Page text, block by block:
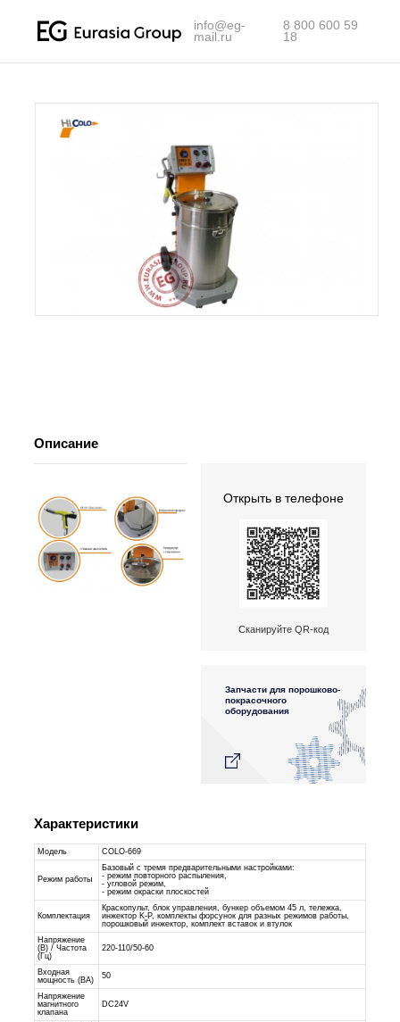
info@eg-
mail.ru
8 800 600 59
18
Описание
Открыть в телефоне
Сканируйте QR-код
Запчасти для порошково-
покрасочного
оборудования
Характеристики
Модель COLO-669
Режим работы
Базовый с тремя предварительными настройками:
- режим повторного распыления,
- угловой режим,
- режим окраски плоскостей
Комплектация
Краскопульт, блок управления, бункер объемом 45 л, тележка,
инжектор K-P, комплекты форсунок для разных режимов работы,
порошковый инжектор, комплект вставок и втулок
Напряжение
(В) / Частота
(Гц)
220-110/50-60
Входная
мощность (ВА)
50
Напряжение
магнитного
клапана
DC24V